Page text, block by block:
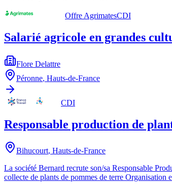
Offre AgrimatesCDI
Salarié agricole en grandes
Flore Delattre
Péronne, Hauts-de-France
CDI
Responsable production de
Bihucourt, Hauts-de-France
La société Bernard recrute son/sa Responsable
collecte de plants de pommes de terre